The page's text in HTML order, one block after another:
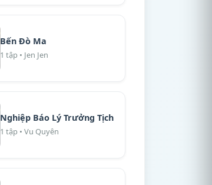
Bến Đò Ma
1 tập • Jen Jen
Nghiệp Báo Lý Trưởng Tịch
1 tập • Vu Quyên